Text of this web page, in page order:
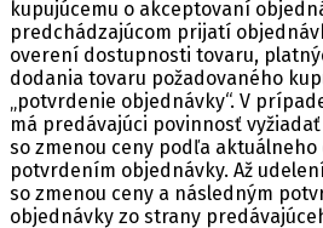
kupujúcemu o akceptovaní
predchádzajúcom prijatí
overení dostupnosti tovaru,
dodania tovaru požadovaného
„potvrdenie objednávky“. V
má predávajúci povinnosť
so zmenou ceny podľa
potvrdením objednávky. Až
so zmenou ceny a následným
objednávky zo strany